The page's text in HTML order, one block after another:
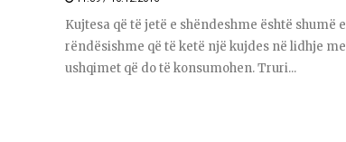
Kujtesa që të jetë e shëndeshme është shumë e
rëndësishme që të ketë një kujdes në lidhje me
ushqimet që do të konsumohen. Truri...